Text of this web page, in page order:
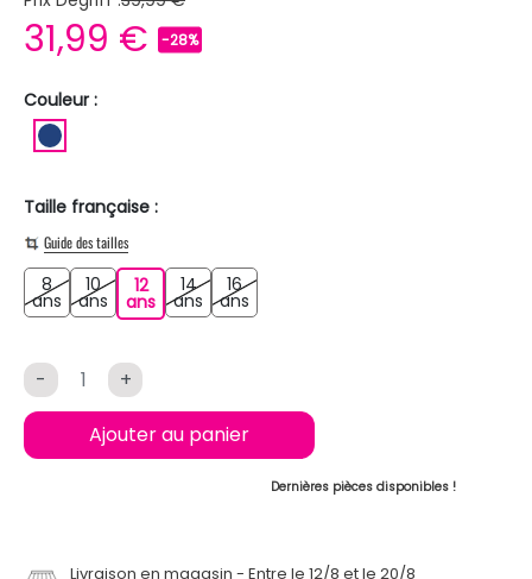
31,99 € -28%
Couleur :
Taille française :
Guide des tailles
8
ans 8 ans
10
ans 10 ans
12
ans12 ans
14
ans 14 ans
16
ans
- +
Ajouter au panier
Dernières pièces disponibles !
Livraison en magasin
Entre le 12/8 et le 20/8